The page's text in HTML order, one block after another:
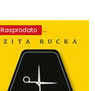
Rasprodato